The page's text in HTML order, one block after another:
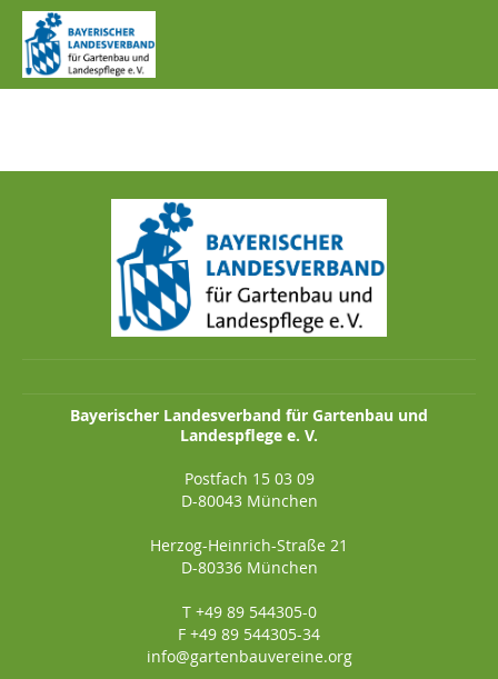
IMG_0184.JPG
Bayerischer Landesverband für Gartenbau und
Landespflege e. V.
Postfach 15 03 09
D-80043 München
Herzog-Heinrich-Straße 21
D-80336 München
T +49 89 544305-0
F +49 89 544305-34
info@gartenbauvereine.org